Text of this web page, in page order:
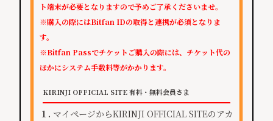
ト端末が必要となりますので予めご了承くださいませ。
※購入の際にはBitfan IDの取得と連携が必須となりま
す。
※Bitfan Passでチケットご購入の際には、チケット代の
ほかにシステム手数料等がかかります。
KIRINJI OFFICIAL SITE 有料・無料会員さま
１. マイページからKIRINJI OFFICIAL SITEのアカ